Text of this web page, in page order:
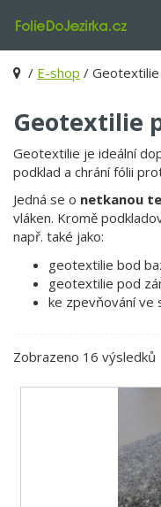
/ E-shop /
Geotextilie
Geotextilie je ideální
podklad a chrání fólii
Jedná se o netkanou
vláken. Kromě
např. také jako:
geotextilie bod
geotextilie pod
ke zpevňování ve
Zobrazeno 16 výsledků